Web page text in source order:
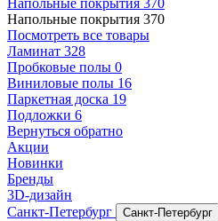
Напольные покрытия 370
Напольные покрытия 370
Посмотреть все товары
Ламинат 328
Пробковые полы 0
Виниловые полы 16
Паркетная доска 19
Подложки 6
Вернуться обратно
Акции
Новинки
Бренды
3D-дизайн
Санкт-Петербург
Санкт-Петербург